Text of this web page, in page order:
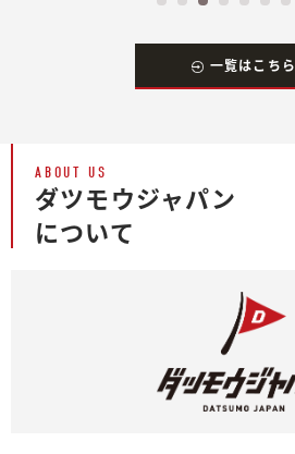
一覧はこちら
ABOUT US
ダツモウジャパン
について